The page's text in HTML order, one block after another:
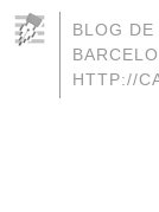
BLOG DE
HTTP://